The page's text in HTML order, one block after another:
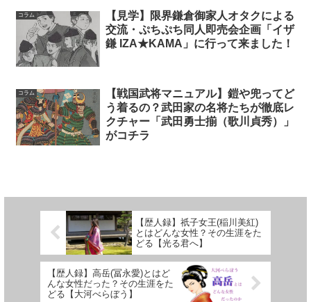
コラム
【見学】限界鎌倉御家人オタクによる
交流・ぷちぷち同人即売会企画「イザ
鎌 IZA★KAMA」に行って来ました！
コラム
【戦国武将マニュアル】鎧や兜ってど
う着るの？武田家の名将たちが徹底レ
クチャー「武田勇士揃（歌川貞秀）」
がコチラ
【歴人録】祇子女王(稲川美紅)
とはどんな女性？その生涯をた
どる【光る君へ】
【歴人録】高岳(冨永愛)とはど
んな女性だった？その生涯をた
どる【大河べらぼう】